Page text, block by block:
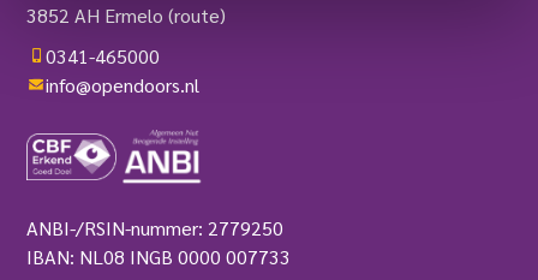
3852 AH Ermelo(route)
0341-465000
info@opendoors.nl
ANBI-/RSIN-nummer: 2779250
IBAN: NL08 INGB 0000 007733